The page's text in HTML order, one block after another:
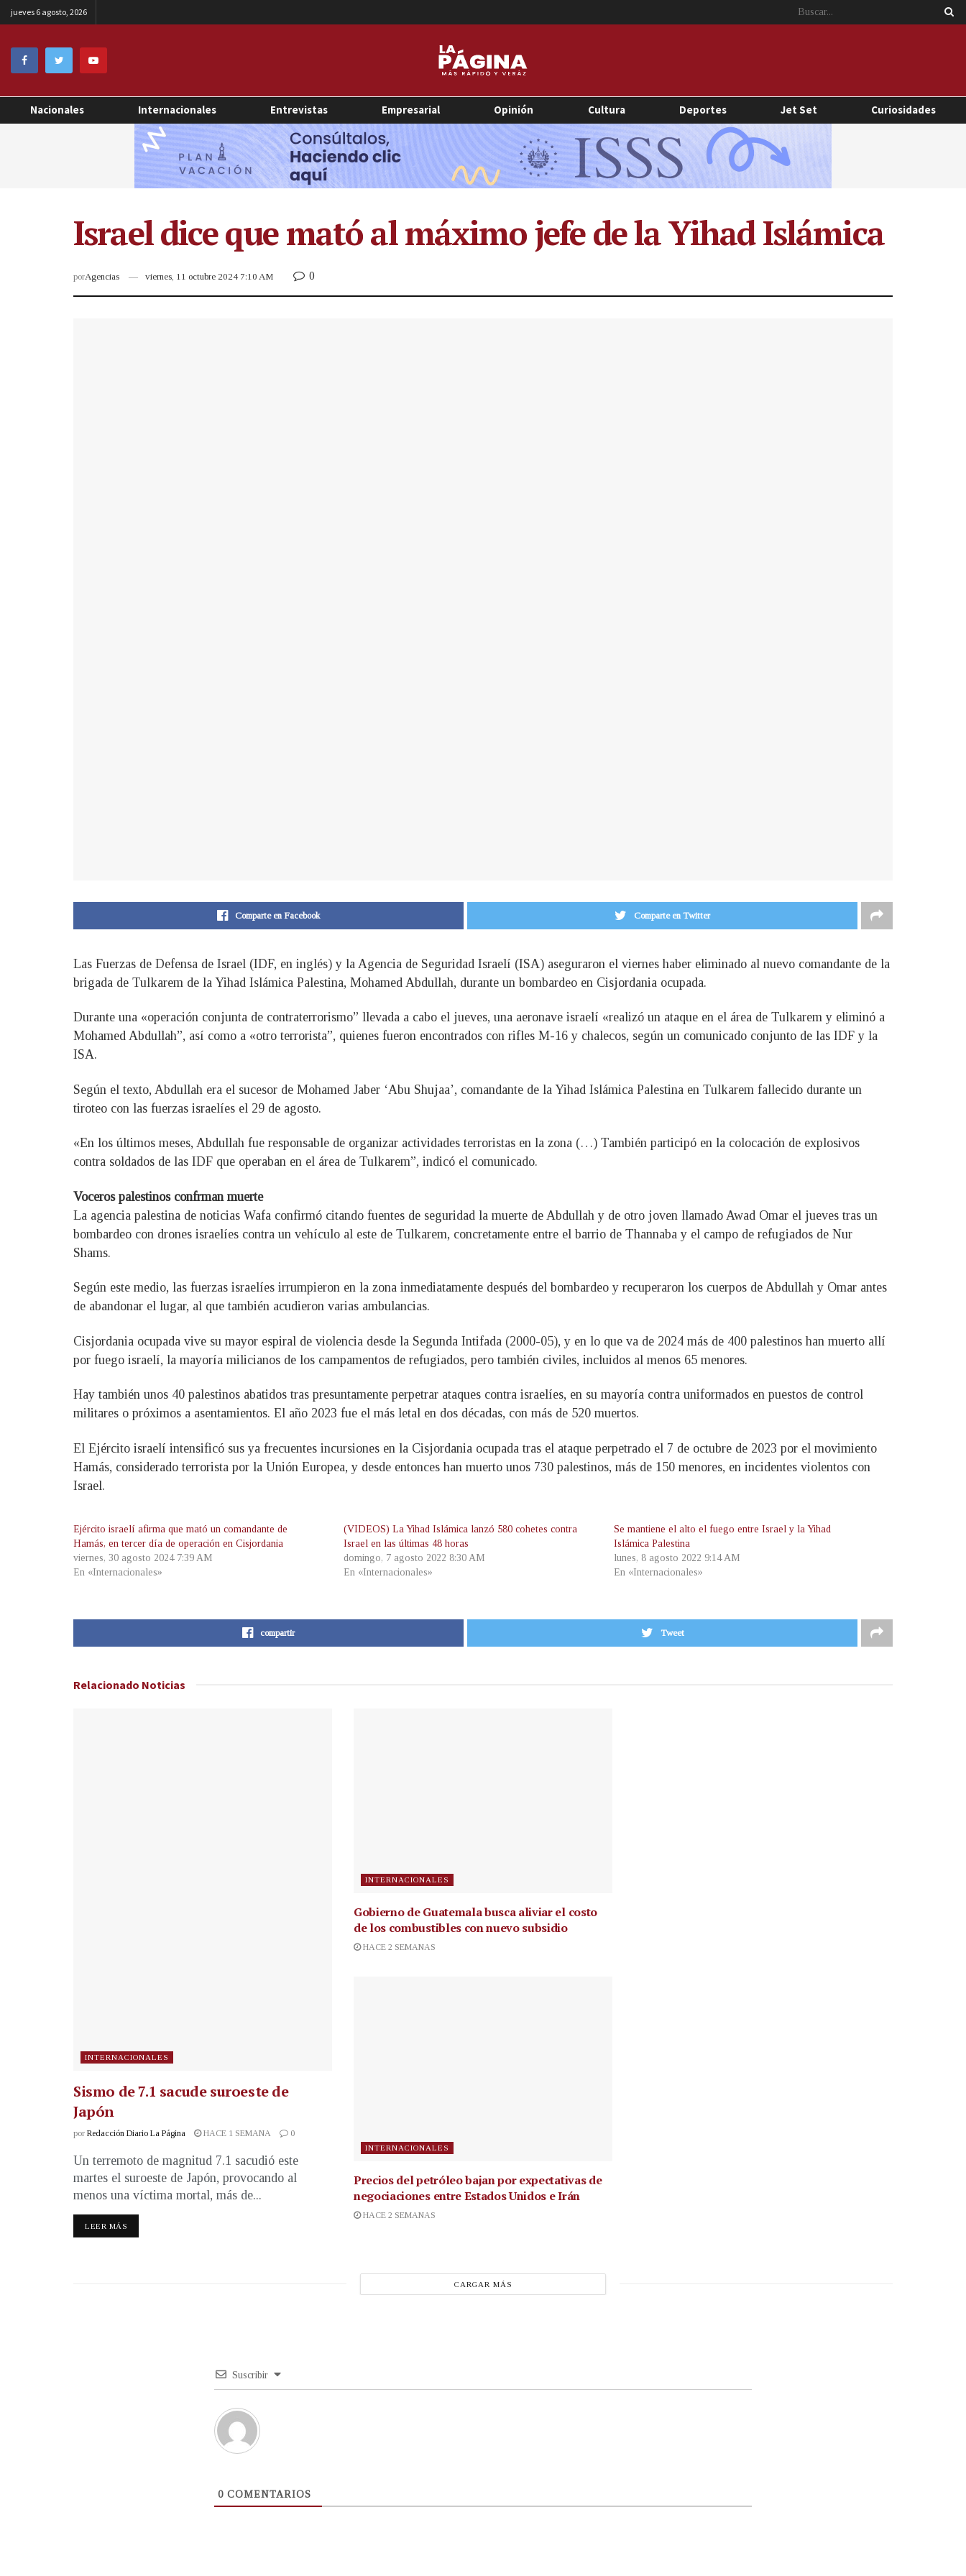
jueves 6 agosto, 2026
Nacionales Internacionales Entrevistas Empresarial Opinión Cultura Deportes Jet Set Curiosidades
Israel dice que mató al máximo jefe de la Yihad Islámica
porAgencias viernes, 11 octubre 2024 7:10 AM 0
Comparte en Facebook Comparte en Twitter
Las Fuerzas de Defensa de Israel (IDF, en inglés) y la Agencia de Seguridad Israelí (ISA) aseguraron el viernes haber eliminado al nuevo comandante de la
brigada de Tulkarem de la Yihad Islámica Palestina, Mohamed Abdullah, durante un bombardeo en Cisjordania ocupada.
Durante una «operación conjunta de contraterrorismo” llevada a cabo el jueves, una aeronave israelí «realizó un ataque en el área de Tulkarem y eliminó a
Mohamed Abdullah”, así como a «otro terrorista”, quienes fueron encontrados con rifles M-16 y chalecos, según un comunicado conjunto de las IDF y la
ISA.
Según el texto, Abdullah era el sucesor de Mohamed Jaber ‘Abu Shujaa’, comandante de la Yihad Islámica Palestina en Tulkarem fallecido durante un
tiroteo con las fuerzas israelíes el 29 de agosto.
«En los últimos meses, Abdullah fue responsable de organizar actividades terroristas en la zona (…) También participó en la colocación de explosivos
contra soldados de las IDF que operaban en el área de Tulkarem”, indicó el comunicado.
Voceros palestinos confrman muerte
La agencia palestina de noticias Wafa confirmó citando fuentes de seguridad la muerte de Abdullah y de otro joven llamado Awad Omar el jueves tras un
bombardeo con drones israelíes contra un vehículo al este de Tulkarem, concretamente entre el barrio de Thannaba y el campo de refugiados de Nur
Shams.
Según este medio, las fuerzas israelíes irrumpieron en la zona inmediatamente después del bombardeo y recuperaron los cuerpos de Abdullah y Omar antes
de abandonar el lugar, al que también acudieron varias ambulancias.
Cisjordania ocupada vive su mayor espiral de violencia desde la Segunda Intifada (2000-05), y en lo que va de 2024 más de 400 palestinos han muerto allí
por fuego israelí, la mayoría milicianos de los campamentos de refugiados, pero también civiles, incluidos al menos 65 menores.
Hay también unos 40 palestinos abatidos tras presuntamente perpetrar ataques contra israelíes, en su mayoría contra uniformados en puestos de control
militares o próximos a asentamientos. El año 2023 fue el más letal en dos décadas, con más de 520 muertos.
El Ejército israelí intensificó sus ya frecuentes incursiones en la Cisjordania ocupada tras el ataque perpetrado el 7 de octubre de 2023 por el movimiento
Hamás, considerado terrorista por la Unión Europea, y desde entonces han muerto unos 730 palestinos, más de 150 menores, en incidentes violentos con
Israel.
Ejército israelí afirma que mató un comandante de
Hamás, en tercer día de operación en Cisjordania
viernes, 30 agosto 2024 7:39 AM
En «Internacionales»
(VIDEOS) La Yihad Islámica lanzó 580 cohetes contra
Israel en las últimas 48 horas
domingo, 7 agosto 2022 8:30 AM
En «Internacionales»
Se mantiene el alto el fuego entre Israel y la Yihad
Islámica Palestina
lunes, 8 agosto 2022 9:14 AM
En «Internacionales»
compartir Tweet
Relacionado Noticias
INTERNACIONALES
Sismo de 7.1 sacude suroeste de
Japón
por Redacción Diario La Página HACE 1 SEMANA 0
Un terremoto de magnitud 7.1 sacudió este
martes el suroeste de Japón, provocando al
menos una víctima mortal, más de...
LEER MÁS
INTERNACIONALES
Gobierno de Guatemala busca aliviar el costo
de los combustibles con nuevo subsidio
HACE 2 SEMANAS
INTERNACIONALES
Precios del petróleo bajan por expectativas de
negociaciones entre Estados Unidos e Irán
HACE 2 SEMANAS
CARGAR MÁS
Suscribir
0 COMENTARIOS